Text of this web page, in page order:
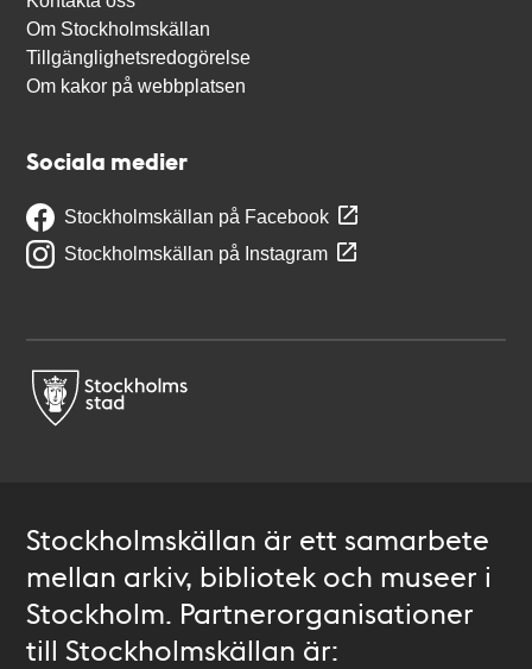
Om Stockholmskällan
Tillgänglighetsredogörelse
Om kakor på webbplatsen
Sociala medier
Stockholmskällan på Facebook
Stockholmskällan på Instagram
Stockholmskällan är ett samarbete
mellan arkiv, bibliotek och museer i
Stockholm. Partnerorganisationer
till Stockholmskällan är: